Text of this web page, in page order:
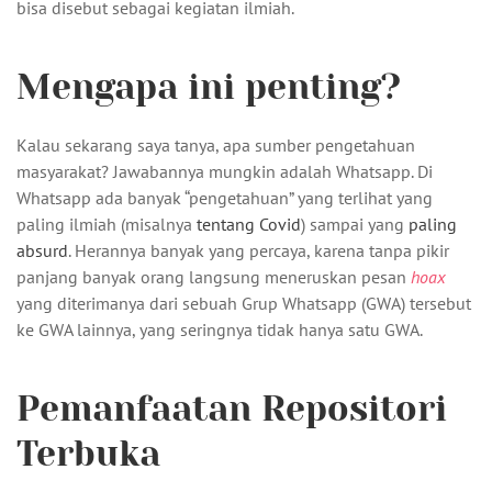
bisa disebut sebagai kegiatan ilmiah.
Mengapa ini penting?
Kalau sekarang saya tanya, apa sumber pengetahuan
masyarakat? Jawabannya mungkin adalah Whatsapp. Di
Whatsapp ada banyak “pengetahuan” yang terlihat yang
paling ilmiah (misalnya tentang Covid) sampai yang paling
absurd. Herannya banyak yang percaya, karena tanpa pikir
panjang banyak orang langsung meneruskan pesan hoax
yang diterimanya dari sebuah Grup Whatsapp (GWA) tersebut
ke GWA lainnya, yang seringnya tidak hanya satu GWA.
Pemanfaatan Repositori
Terbuka